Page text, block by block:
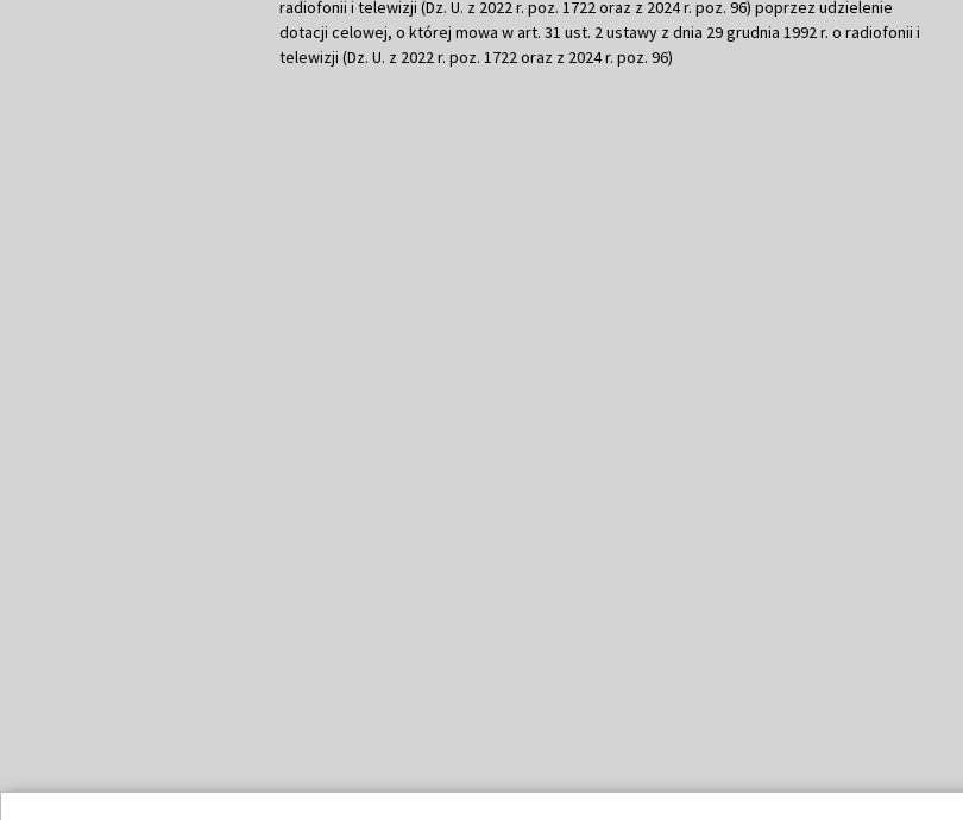
radiofonii i telewizji (Dz. U. z 2022 r. poz. 1722 oraz z 2024 r. poz. 96) poprzez udzielenie
dotacji celowej, o której mowa w art. 31 ust. 2 ustawy z dnia 29 grudnia 1992 r. o radiofonii i
telewizji (Dz. U. z 2022 r. poz. 1722 oraz z 2024 r. poz. 96)